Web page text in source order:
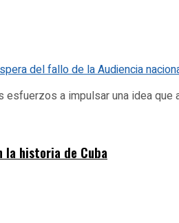
esfuerzos a impulsar una idea
la historia de Cuba